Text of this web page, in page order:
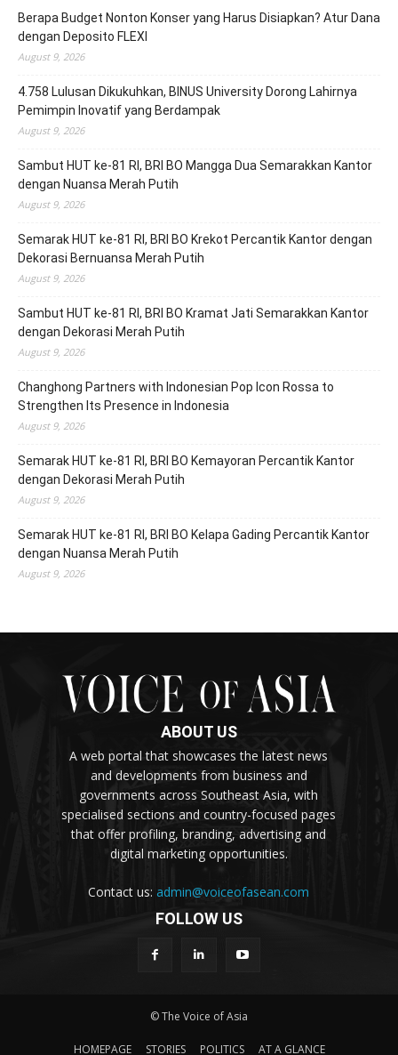
Berapa Budget Nonton Konser yang Harus Disiapkan? Atur Dana
dengan Deposito FLEXI
August 9, 2026
4.758 Lulusan Dikukuhkan, BINUS University Dorong Lahirnya
Pemimpin Inovatif yang Berdampak
August 9, 2026
Sambut HUT ke-81 RI, BRI BO Mangga Dua Semarakkan Kantor
dengan Nuansa Merah Putih
August 9, 2026
Semarak HUT ke-81 RI, BRI BO Krekot Percantik Kantor dengan
Dekorasi Bernuansa Merah Putih
August 9, 2026
Sambut HUT ke-81 RI, BRI BO Kramat Jati Semarakkan Kantor
dengan Dekorasi Merah Putih
August 9, 2026
Changhong Partners with Indonesian Pop Icon Rossa to
Strengthen Its Presence in Indonesia
August 9, 2026
Semarak HUT ke-81 RI, BRI BO Kemayoran Percantik Kantor
dengan Dekorasi Merah Putih
August 9, 2026
Semarak HUT ke-81 RI, BRI BO Kelapa Gading Percantik Kantor
dengan Nuansa Merah Putih
August 9, 2026
ABOUT US
A web portal that showcases the latest news
and developments from business and
governments across Southeast Asia, with
specialised sections and country-focused pages
that offer profiling, branding, advertising and
digital marketing opportunities.
Contact us:admin@voiceofasean.com
FOLLOW US
© The Voice of Asia
HOMEPAGE STORIES POLITICS AT A GLANCE